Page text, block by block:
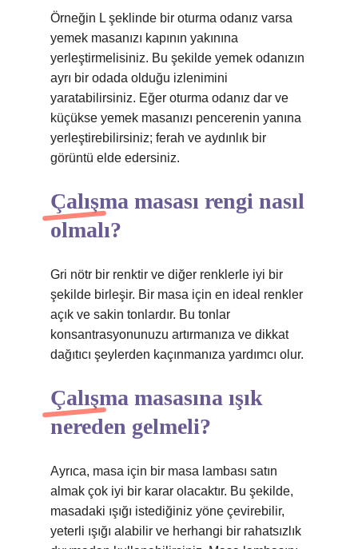
Örneğin L şeklinde bir oturma odanız varsa
yemek masanızı kapının yakınına
yerleştirmelisiniz. Bu şekilde yemek odanızın
ayrı bir odada olduğu izlenimini
yaratabilirsiniz. Eğer oturma odanız dar ve
küçükse yemek masanızı pencerenin yanına
yerleştirebilirsiniz; ferah ve aydınlık bir
görüntü elde edersiniz.
Çalışma masası rengi nasıl
olmalı?
Gri nötr bir renktir ve diğer renklerle iyi bir
şekilde birleşir. Bir masa için en ideal renkler
açık ve sakin tonlardır. Bu tonlar
konsantrasyonunuzu artırmanıza ve dikkat
dağıtıcı şeylerden kaçınmanıza yardımcı olur.
Çalışma masasına ışık
nereden gelmeli?
Ayrıca, masa için bir masa lambası satın
almak çok iyi bir karar olacaktır. Bu şekilde,
masadaki ışığı istediğiniz yöne çevirebilir,
yeterli ışığı alabilir ve herhangi bir rahatsızlık